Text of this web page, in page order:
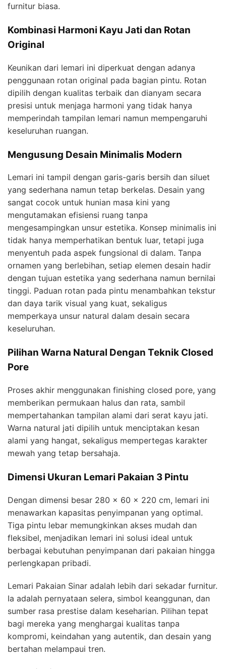
furnitur biasa.
Kombinasi Harmoni Kayu Jati dan Rotan
Original
Keunikan dari lemari ini diperkuat dengan adanya
penggunaan rotan original pada bagian pintu. Rotan
dipilih dengan kualitas terbaik dan dianyam secara
presisi untuk menjaga harmoni yang tidak hanya
memperindah tampilan lemari namun mempengaruhi
keseluruhan ruangan.
Mengusung Desain Minimalis Modern
Lemari ini tampil dengan garis-garis bersih dan siluet
yang sederhana namun tetap berkelas. Desain yang
sangat cocok untuk hunian masa kini yang
mengutamakan efisiensi ruang tanpa
mengesampingkan unsur estetika. Konsep minimalis ini
tidak hanya memperhatikan bentuk luar, tetapi juga
menyentuh pada aspek fungsional di dalam. Tanpa
ornamen yang berlebihan, setiap elemen desain hadir
dengan tujuan estetika yang sederhana namun bernilai
tinggi. Paduan rotan pada pintu menambahkan tekstur
dan daya tarik visual yang kuat, sekaligus
memperkaya unsur natural dalam desain secara
keseluruhan.
Pilihan Warna Natural Dengan Teknik Closed
Pore
Proses akhir menggunakan finishing closed pore, yang
memberikan permukaan halus dan rata, sambil
mempertahankan tampilan alami dari serat kayu jati.
Warna natural jati dipilih untuk menciptakan kesan
alami yang hangat, sekaligus mempertegas karakter
mewah yang tetap bersahaja.
Dimensi Ukuran Lemari Pakaian 3 Pintu
Dengan dimensi besar 280 x 60 x 220 cm, lemari ini
menawarkan kapasitas penyimpanan yang optimal.
Tiga pintu lebar memungkinkan akses mudah dan
fleksibel, menjadikan lemari ini solusi ideal untuk
berbagai kebutuhan penyimpanan dari pakaian hingga
perlengkapan pribadi.
Lemari Pakaian Sinar adalah lebih dari sekadar furnitur.
Ia adalah pernyataan selera, simbol keanggunan, dan
sumber rasa prestise dalam keseharian. Pilihan tepat
bagi mereka yang menghargai kualitas tanpa
kompromi, keindahan yang autentik, dan desain yang
bertahan melampaui tren.